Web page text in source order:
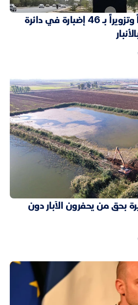
النزاهة تضبط تلاعباً وتزويراً بـ 46 إضبارة في دائرة
بحق من يحفرون الآبار دون